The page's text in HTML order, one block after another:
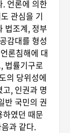
언론에 의한
관심을 기
법조계, 정부
감대를 형성
론침해에 대
법률기구로
의 당위성에
, 인권과 명
반 국민의 권
였던 때문
과 같다.